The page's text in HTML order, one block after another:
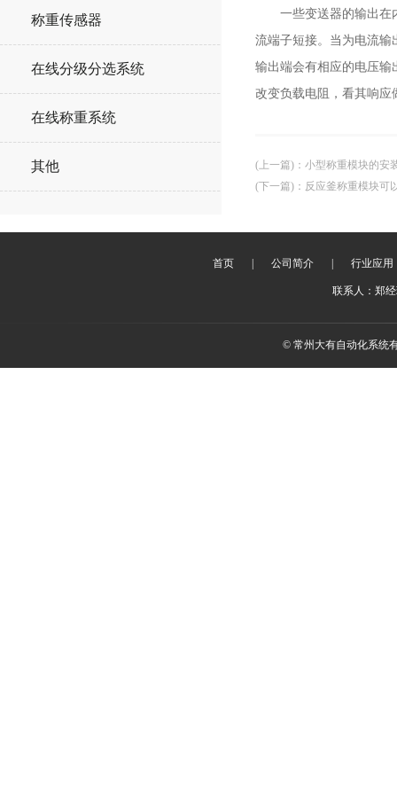
称重传感器
在线分级分选系统
在线称重系统
其他
一些变送器的输出在内
流端子短接。当为电流输
输出端会有相应的电压输
改变负载电阻，看其响应
(上一篇) ： 小型称重模块的安
(下一篇) ： 反应釜称重模块可
首页 | 公司简介 | 行业应用
联系人：郑
© 常州大有自动化系统